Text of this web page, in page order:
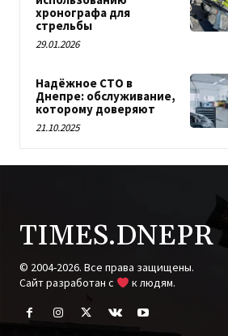
хронографа для
стрельбы
29.01.2026
Надёжное СТО в
Днепре: обслуживание,
которому доверяют
21.10.2025
TIMES.DNEPR
© 2004-2026. Все права защищены.
Cайт разработан с
к людям.